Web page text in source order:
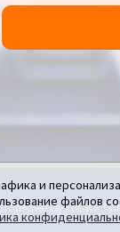
и
файлов